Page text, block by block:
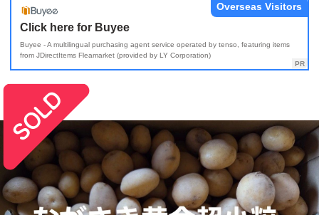
Click here for Buyee
Buyee - A multilingual purchasing agent service operated by tenso, featuring items
from JDirectItems Fleamarket (provided by LY Corporation)
Overseas Visitors